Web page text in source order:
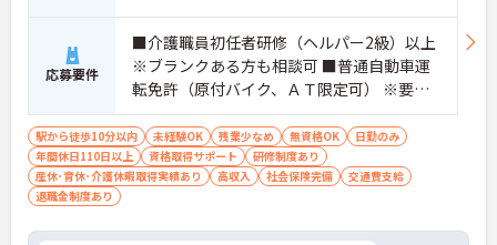
応募要件
■介護職員初任者研修（ヘルパー2級）以上
※ブランクある方も相談可 ■普通自動車運
転免許（原付バイク、ＡＴ限定可） ※要経
験
駅から徒歩10分以内 未経験OK 残業少なめ 無資格OK
日勤のみ
年間休日110日以上
資格取得サポート
研修制度あり
産休･育休･介護休暇取得実績あり
高収入 社会保険完備
交通費支給
退職金制度あり